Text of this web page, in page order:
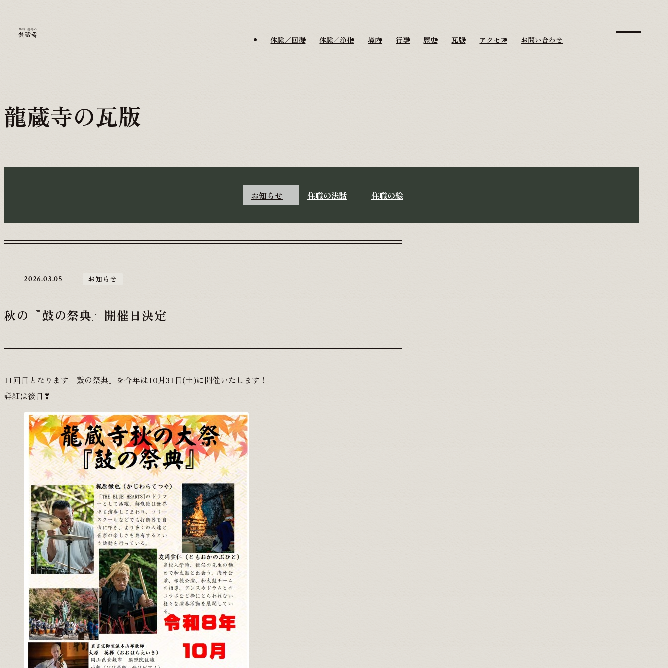
体験／回復 体験／浄化 境内 行事 歴史 瓦版 アクセス お問い合わせ
龍蔵寺の瓦版
お知らせ 住職の法話 住職の絵
2026.03.05 お知らせ
秋の『鼓の祭典』開催日決定
11回目となります「鼓の祭典」を今年は10月31日(土)に開催いたします！
詳細は後日❣